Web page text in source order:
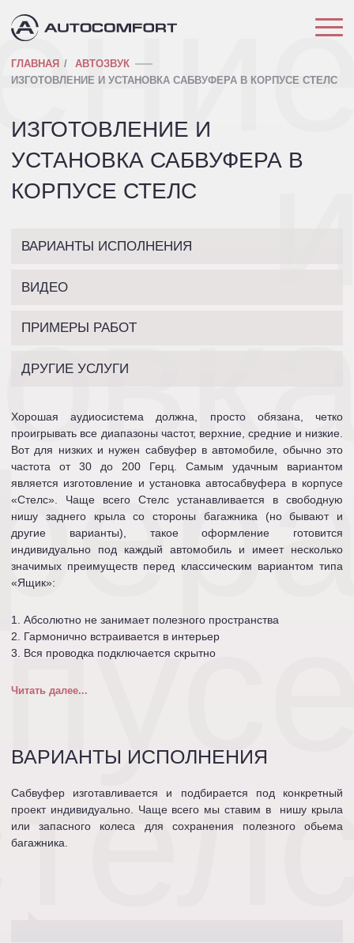
ГЛАВНАЯ
АВТОЗВУК
ИЗГОТОВЛЕНИЕ И УСТАНОВКА САБВУФЕРА В КОРПУСЕ СТЕЛС
ИЗГОТОВЛЕНИЕ И
УСТАНОВКА САБВУФЕРА В
КОРПУСЕ СТЕЛС
ВАРИАНТЫ ИСПОЛНЕНИЯ
ВИДЕО
ПРИМЕРЫ РАБОТ
ДРУГИЕ УСЛУГИ
Хорошая аудиосистема должна, просто обязана, четко
проигрывать все диапазоны частот, верхние, средние и низкие.
Вот для низких и нужен сабвуфер в автомобиле, обычно это
частота от 30 до 200 Герц. Самым удачным вариантом
является изготовление и установка автосабвуфера в корпусе
«Стелс». Чаще всего Стелс устанавливается в свободную
нишу заднего крыла со стороны багажника (но бывают и
другие варианты), такое оформление готовится
индивидуально под каждый автомобиль и имеет несколько
значимых преимуществ перед классическим вариантом типа
«Ящик»:
1. Абсолютно не занимает полезного пространства
2. Гармонично встраивается в интерьер
3. Вся проводка подключается скрытно
Читать далее...
ВАРИАНТЫ ИСПОЛНЕНИЯ
Сабвуфер изготавливается и подбирается под конкретный
проект индивидуально. Чаще всего мы ставим в нишу крыла
или запасного колеса для сохранения полезного обьема
багажника.